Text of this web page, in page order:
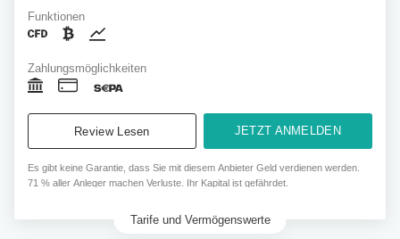
Funktionen
Zahlungsmöglichkeiten
Review Lesen JETZT ANMELDEN
Es gibt keine Garantie, dass Sie mit diesem Anbieter Geld verdienen werden.
71 % aller Anleger machen Verluste. Ihr Kapital ist gefährdet.
Tarife und Vermögenswerte